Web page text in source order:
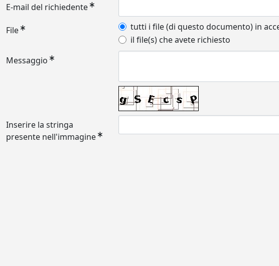
E-mail del richiedente
File
tutti i file (di questo documento) in
il file(s) che avete richiesto
Messaggio
Inserire la stringa
presente nell'immagine